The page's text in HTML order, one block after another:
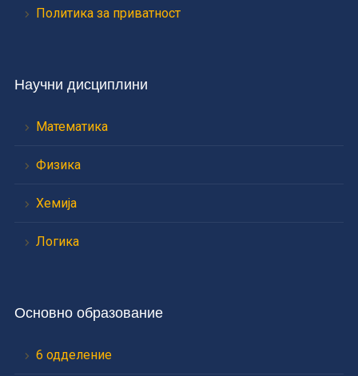
Политика за приватност
Научни дисциплини
Математика
Физика
Хемија
Логика
Основно образование
6 одделение